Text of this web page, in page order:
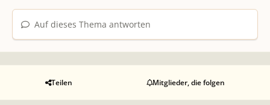
Auf dieses Thema antworten
Teilen Mitglieder, die folgen